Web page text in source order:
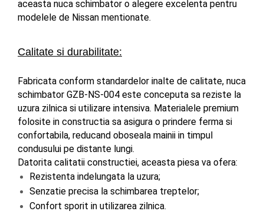
aceasta nuca schimbator o alegere excelenta pentru
modelele de Nissan mentionate.
Calitate si durabilitate:
Fabricata conform standardelor inalte de calitate, nuca
schimbator GZB-NS-004 este conceputa sa reziste la
uzura zilnica si utilizare intensiva. Materialele premium
folosite in constructia sa asigura o prindere ferma si
confortabila, reducand oboseala mainii in timpul
condusului pe distante lungi.
Datorita calitatii constructiei, aceasta piesa va ofera:
Rezistenta indelungata la uzura;
Senzatie precisa la schimbarea treptelor;
Confort sporit in utilizarea zilnica.